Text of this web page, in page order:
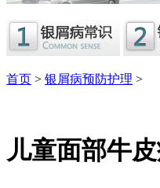
首页 > 银屑病预防护理 >
儿童面部牛